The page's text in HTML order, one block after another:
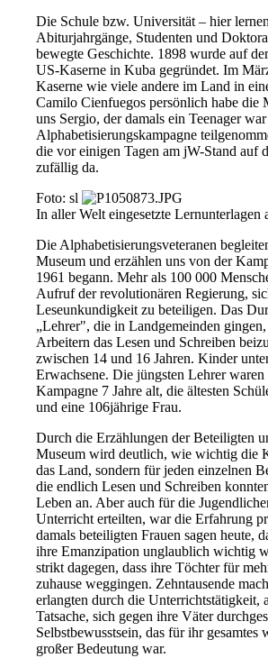
Die Schule bzw. Universität – hier
Abiturjahrgänge, Studenten und
bewegte Geschichte. 1898 wurde auf
US-Kaserne in Kuba gegründet. Im
Kaserne wie viele andere im Land in
Camilo Cienfuegos persönlich habe die
uns Sergio, der damals ein Teenager
Alphabetisierungskampagne
die vor einigen Tagen am jW-Stand auf
zufällig da.
Foto: sl
In aller Welt eingesetzte Lernunterlagen
Die Alphabetisierungsveteranen
Museum und erzählen uns von der
1961 begann. Mehr als 100 000
Aufruf der revolutionären Regierung,
Leseunkundigkeit zu beteiligen. Das
„Lehrer", die in Landgemeinden
Arbeitern das Lesen und Schreiben
zwischen 14 und 16 Jahren. Kinder
Erwachsene. Die jüngsten Lehrer
Kampagne 7 Jahre alt, die ältesten
und eine 106jährige Frau.
Durch die Erzählungen der Beteiligten
Museum wird deutlich, wie wichtig die
das Land, sondern für jeden einzelnen
die endlich Lesen und Schreiben
Leben an. Aber auch für die
Unterricht erteilten, war die Erfahrung
damals beteiligten Frauen sagen heute,
ihre Emanzipation unglaublich wichtig
strikt dagegen, dass ihre Töchter für
zuhause weggingen. Zehntausende
erlangten durch die Unterrichtstätigkeit,
Tatsache, sich gegen ihre Väter
Selbstbewusstsein, das für ihr gesamtes
großer Bedeutung war.